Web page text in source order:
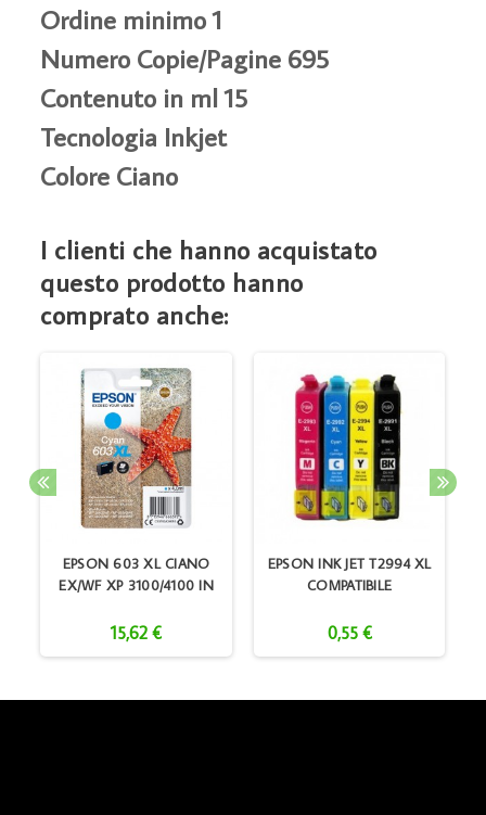
Ordine minimo 1
Numero Copie/Pagine 695
Contenuto in ml 15
Tecnologia Inkjet
Colore Ciano
I clienti che hanno acquistato
questo prodotto hanno
comprato anche:
EPSON 603 XL CIANO
EX/WF XP 3100/4100 IN
15,62 €
EPSON INK JET T2994 XL
COMPATIBILE
0,55 €